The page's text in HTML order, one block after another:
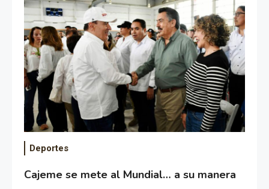
Deportes
Cajeme se mete al Mundial… a su manera